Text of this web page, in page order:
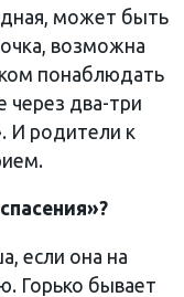
может быть
возможна
понаблюдать
через два-три
И родители к
если она на
Горько бывает